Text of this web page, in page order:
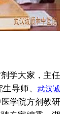
学大家，主任
生导师、武汉诚
学院方剂教研